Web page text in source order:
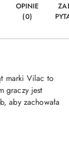
OPINIE
(0)
marki Vilac to
graczy jest
aby zachowała